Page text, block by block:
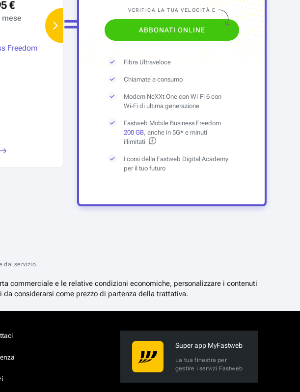
a partire da 39,95 € 34 ,95 €
al mese
con Fastweb Business Plus
€
mese
Freedom
a partire da10 ,95 €
al mese
con Fastweb Mobile Business
a partire da19
con Fastweb Mobile
= VERIFICA LA TUA VELOCITÀ E
ABBONATI ONLINE
Fibra Ultraveloce
Chiamate a consumo
Modem NeXXt One con Wi‑Fi 6 con
Wi‑Fi di ultima generazione
Fastweb Mobile Business Freedom
200 GB, anche in 5G* e minuti
illimitati
I corsi della Fastweb Digital Academy
per il tuo futuro
dal servizio.
commerciale e le relative condizioni economiche, personalizzare i contenuti
considerarsi come prezzo di partenza della trattativa.
Super app MyFastweb
La tua finestra per
gestire i servizi Fastweb